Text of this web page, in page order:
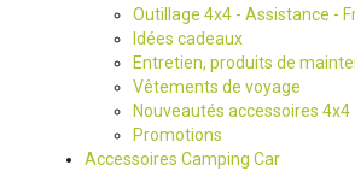
Outillage 4x4 - Assistance -
Idées cadeaux
Entretien, produits de
Vêtements de voyage
Nouveautés accessoires 4x4
Promotions
Accessoires Camping Car